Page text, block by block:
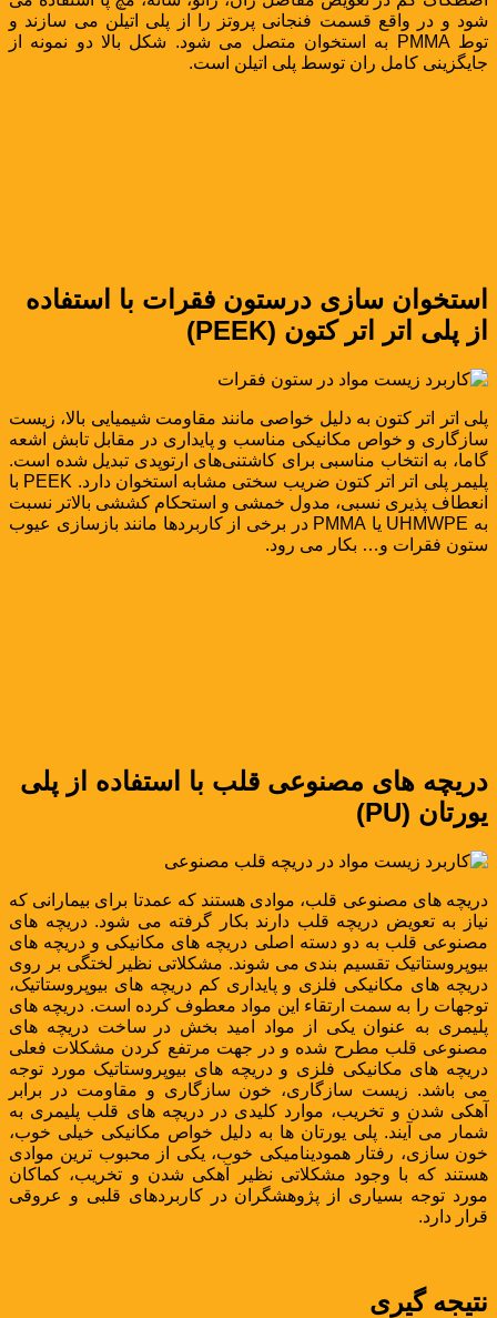
شود و در واقع قسمت فنجانی پروتز را از پلی اتیلن می سازند و
توط PMMA به استخوان متصل می شود. شکل بالا دو نمونه از
جایگزینی کامل ران توسط پلی اتیلن است.
استخوان سازی درستون فقرات با استفاده
از پلی اتر اتر کتون (PEEK)
پلی اتر اتر کتون به دلیل خواصی مانند مقاومت شیمیایی بالا، زیست
سازگاری و خواص مکانیکی مناسب و پایداری در مقابل تابش اشعه
گاما، به انتخاب مناسبی برای کاشتنی‌های ارتوپدی تبدیل شده است.
پلیمر پلی اتر اتر کتون ضریب سختی مشابه استخوان دارد. PEEK با
انعطاف پذیری نسبی، مدول خمشی و استحکام کششی بالاتر نسبت
به UHMWPE یا PMMA در برخی از کاربردها مانند بازسازی عیوب
ستون فقرات و… بکار می رود.
دریچه های مصنوعی قلب با استفاده از پلی
یورتان (PU)
دریچه های مصنوعی قلب، موادی هستند که عمدتا برای بیمارانی که
نیاز به تعویض دریچه قلب دارند بکار گرفته می شود. دریچه های
مصنوعی قلب به دو دسته اصلی دریچه های مکانیکی و دریچه های
بیوپروستاتیک تقسیم بندی می شوند. مشکلاتی نظیر لختگی بر روی
دریچه های مکانیکی فلزی و پایداری کم دریچه های بیوپروستاتیک،
توجهات را به سمت ارتقاء این مواد معطوف کرده است. دریچه های
پلیمری به عنوان یکی از مواد امید بخش در ساخت دریچه های
مصنوعی قلب مطرح شده و در جهت مرتفع کردن مشکلات فعلی
دریچه های مکانیکی فلزی و دریچه های بیوپروستاتیک مورد توجه
می باشد. زیست سازگاری، خون سازگاری و مقاومت در برابر
آهکی شدن و تخریب، موارد کلیدی در دریچه های قلب پلیمری به
شمار می آیند. پلی یورتان ها به دلیل خواص مکانیکی خیلی خوب،
خون سازی، رفتار همودینامیکی خوب، یکی از محبوب ترین موادی
هستند که با وجود مشکلاتی نظیر آهکی شدن و تخریب، کماکان
مورد توجه بسیاری از پژوهشگران در کاربردهای قلبی و عروقی
قرار دارد.
نتیجه گیری